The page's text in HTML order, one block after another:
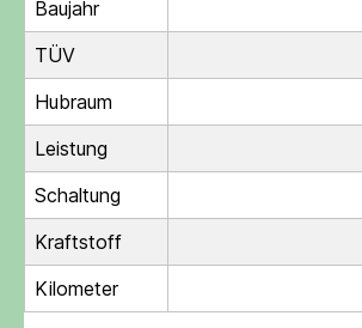
Baujahr
TÜV
Hubraum
Leistung
Schaltung
Kraftstoff
Kilometer